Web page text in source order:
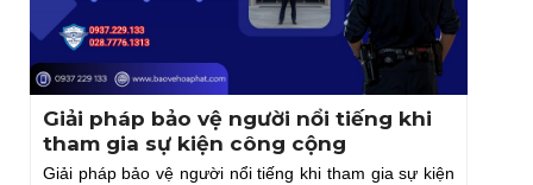
Giải pháp bảo vệ người nổi tiếng khi
tham gia sự kiện công cộng
Giải pháp bảo vệ người nổi tiếng khi tham gia sự kiện